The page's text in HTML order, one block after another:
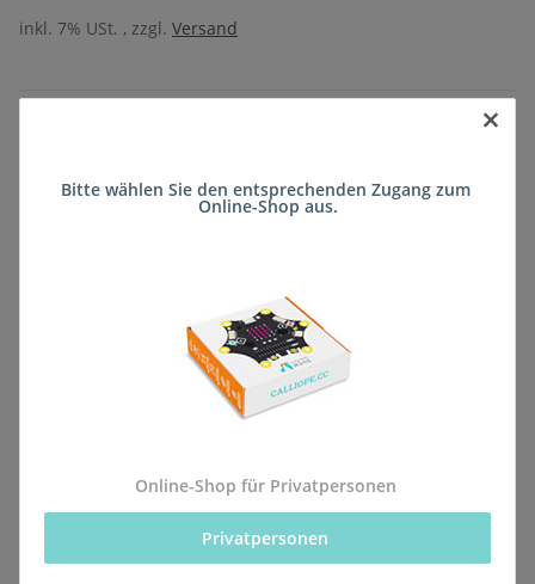
inkl. 7% USt. , zzgl. Versand
Auslandversand)
Frage zum Artikel
abgeschlossen. Eltern können das Produkt jedoch
weiterhin als Einzelbestellung mit direkter Lieferung
×
Bitte wählen Sie den entsprechenden Zugang zum
Online-Shop aus.
Online-Shop für Privatpersonen
Privatpersonen